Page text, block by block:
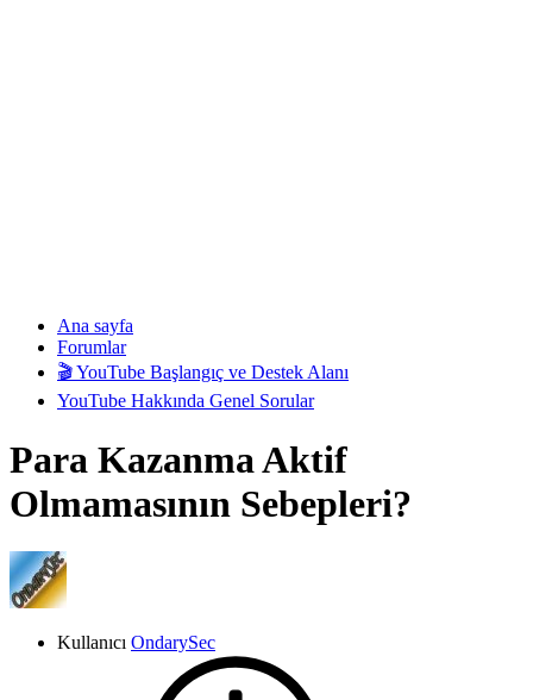
Ana sayfa
Forumlar
🎬 YouTube Başlangıç ve Destek Alanı
YouTube Hakkında Genel Sorular
Para Kazanma Aktif
Olmamasının Sebepleri?
Kullanıcı OndarySec